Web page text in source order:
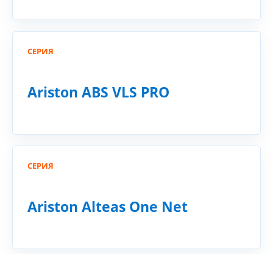
СЕРИЯ
Ariston ABS VLS PRO
СЕРИЯ
Ariston Alteas One Net